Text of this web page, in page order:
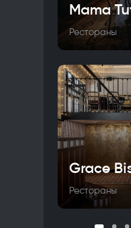
Mama
Рестораны
Grace
Рестораны